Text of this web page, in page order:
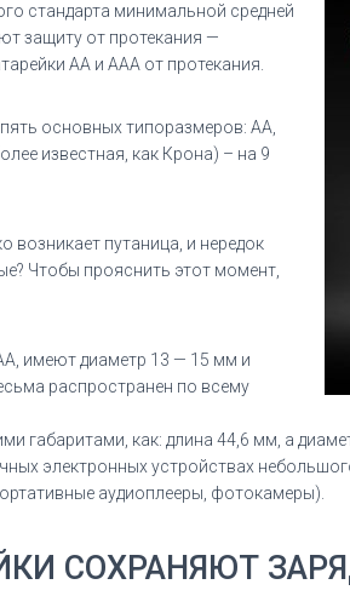
стандарта минимальной средней
защиту от протекания —
AA и AAA от протекания.
основных типоразмеров: AA,
известная, как Крона) – на 9
возникает путаница, и нередок
Чтобы прояснить этот момент,
имеют диаметр 13 — 15 мм и
распространен по всему
габаритами, как: длина 44,6 мм, а
электронных устройствах
аудиоплееры, фотокамеры).
СОХРАНЯЮТ